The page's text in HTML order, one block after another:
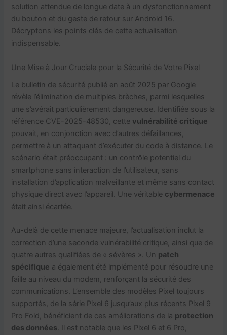
solution attendue de longue date à un dysfonctionnement
du bouton et du geste de retour sur Android 16.
Décryptons les points clés de cette actualisation
indispensable.
Une Mise à Jour Cruciale pour la Sécurité de Votre Pixel
Le bulletin de sécurité publié en août 2025 par Google
révèle l’élimination de multiples brèches, parmi lesquelles
une s’avérait particulièrement dangereuse. Identifiée sous la
référence CVE-2025-48530, cette vulnérabilité critique
pouvait, en conjonction avec d’autres défaillances,
permettre à un attaquant d’exécuter du code à distance. Le
scénario était préoccupant : un contrôle potentiel du
smartphone sans interaction de l’utilisateur, sans
installation d’application malveillante et même sans contact
physique direct avec l’appareil. Une véritable cybermenace
était ainsi écartée.
Au-delà de cette menace majeure, l’actualisation inclut la
correction d’une seconde vulnérabilité critique, ainsi que de
quatre autres qualifiées de « sévères ». Un patch
spécifique a également été implémenté pour résoudre une
faille au niveau du modem, renforçant la sécurité des
communications. L’ensemble des modèles Pixel toujours
supportés, de la série Pixel 6 jusqu’aux plus récents Pixel 9
Pro Fold, bénéficient de ces améliorations de la protection
des données. Il est notable que les Pixel 6 et 6 Pro,